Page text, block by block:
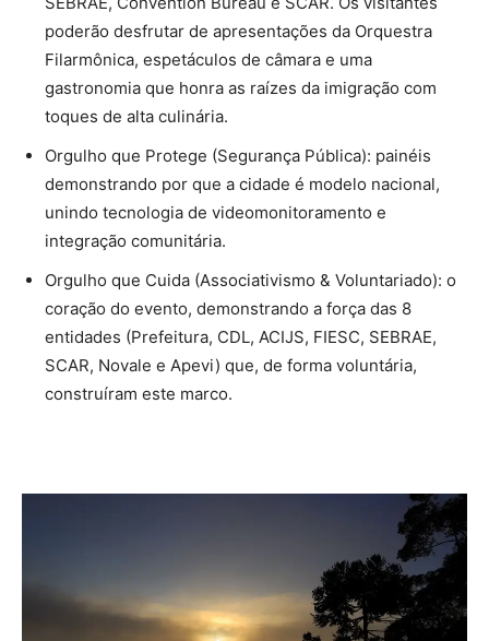
poderão desfrutar de apresentações da Orquestra
Filarmônica, espetáculos de câmara e uma
gastronomia que honra as raízes da imigração com
toques de alta culinária.
Orgulho que Protege (Segurança Pública): painéis
demonstrando por que a cidade é modelo nacional,
unindo tecnologia de videomonitoramento e
integração comunitária.
Orgulho que Cuida (Associativismo & Voluntariado): o
coração do evento, demonstrando a força das 8
entidades (Prefeitura, CDL, ACIJS, FIESC, SEBRAE,
SCAR, Novale e Apevi) que, de forma voluntária,
construíram este marco.